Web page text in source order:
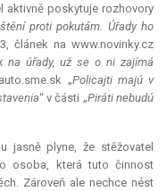
aktivně poskytuje rozhovory
proti pokutám. Úřady ho
článek na www.novinky.cz
na úřady, už se o ni zajímá
„Policajti majú v
“ v části „Piráti nebudú
jasně plyne, že stěžovatel
osoba, která tuto činnost
Zároveň ale nechce nést